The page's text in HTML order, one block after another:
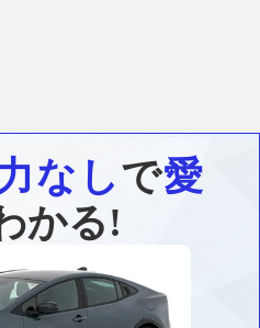
なしで愛
かる!